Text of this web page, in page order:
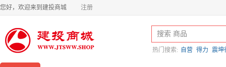
您好，欢迎来到建投商城 注册
热门搜索: 自营 得力 震坤